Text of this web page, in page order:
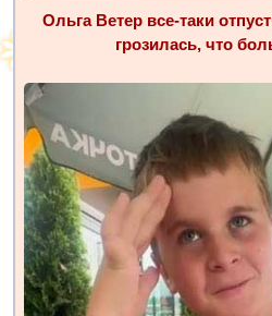
Ольга Ветер все-таки
грозилась, что